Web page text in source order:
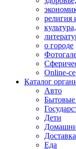
религия
о городе
Online-
Каталог
Авто
Бытовые
Дети
Доставка
Еда